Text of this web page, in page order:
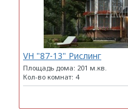
VH "87-13" Рислинг
Площадь дома: 201 м.кв.
Кол-во комнат: 4